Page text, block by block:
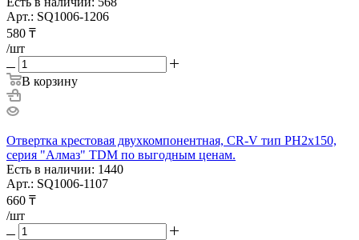
Арт.: SQ1006-1206
580 ₸
/шт
В корзину
Отвертка крестовая двухкомпонентная, CR-V тип PH2x150,
серия "Алмаз" TDM по выгодным ценам.
Есть в наличии: 1440
Арт.: SQ1006-1107
660 ₸
/шт